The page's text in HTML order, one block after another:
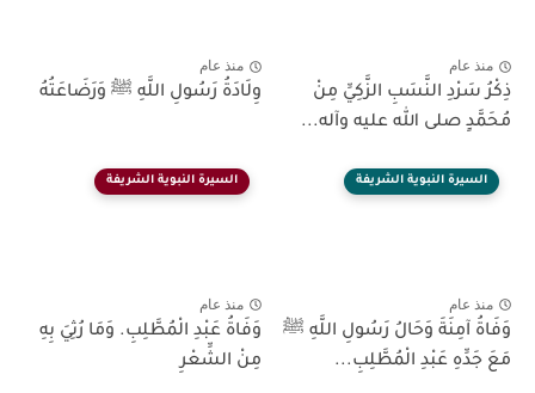
منذ عام
ذِكْرُ سَرْدِ النَّسَبِ الزَّكِيِّ مِنْ
مُحَمَّدٍ صلى الله عليه وآله...
منذ عام
وِلَادَةُ رَسُولِ اللَّهِ ﷺ وَرَضَاعَتُهُ
السيرة النبوية الشريفة
منذ عام
وَفَاةُ آمِنَةَ وَحَالُ رَسُولِ اللَّهِ ﷺ
مَعَ جَدِّهِ عَبْدِ الْمُطَّلِبِ...
السيرة النبوية الشريفة
منذ عام
وَفَاةُ عَبْدِ الْمُطَّلِبِ. وَمَا رُثِيَ بِهِ
مِنْ الشِّعْرِ